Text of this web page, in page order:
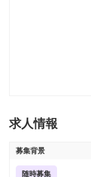
求人情報
募集背景
随時募集